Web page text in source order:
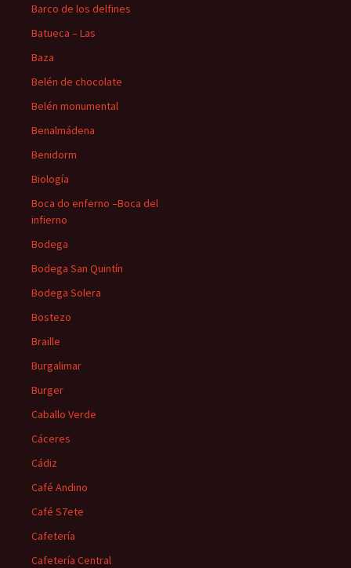
Barco de los delfines
Batueca – Las
Baza
Belén de chocolate
Belén monumental
Benalmádena
Benidorm
Biología
Boca do enferno –Boca del
infierno
Bodega
Bodega San Quintín
Bodega Solera
Bostezo
Braille
Burgalimar
Burger
Caballo Verde
Cáceres
Cádiz
Café Andino
Café S7ete
Cafetería
Cafetería Central